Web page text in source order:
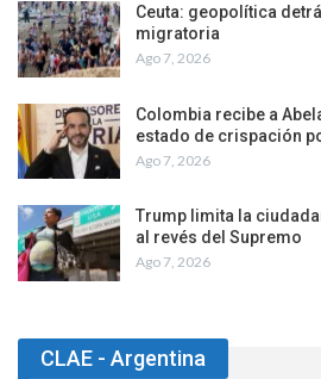
Ceuta: geopolítica
migratoria
Ago 7, 2026
Colombia recibe a
estado de crispación
Ago 7, 2026
Trump limita la
al revés del Supremo
Ago 7, 2026
CLAE - Argentina